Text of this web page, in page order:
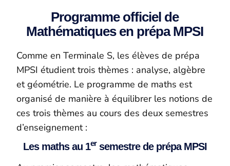
Programme officiel de
Mathématiques en prépa MPSI
Comme en Terminale S, les élèves de prépa
MPSI étudient trois thèmes : analyse, algèbre
et géométrie. Le programme de maths est
organisé de manière à équilibrer les notions de
ces trois thèmes au cours des deux semestres
d’enseignement :
Les maths au 1ersemestre de prépa MPSI